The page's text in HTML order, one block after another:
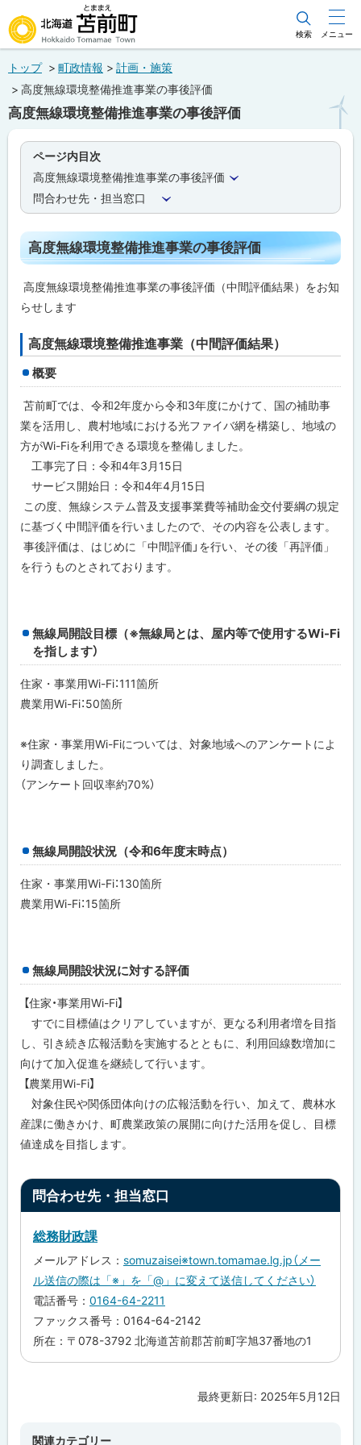
文
メ
ュ
北海道苫前町
Hokkaido Tomamae Town
検索 メニュー
トップ 町政情報
計画・施策
高度無線環境整備推進事業の事後評価
高度無線環境整備推進事業の事後評価
ページ内目次
高度無線環境整備推進事業の事後評価
問合わせ先・担当窓口
高度無線環境整備推進事業の事後評価
高度無線環境整備推進事業の事後評価（中間評価結果）をお知
らせします
高度無線環境整備推進事業（中間評価結果）
概要
苫前町では、令和2年度から令和3年度にかけて、国の補助事
業を活用し、農村地域における光ファイバ網を構築し、地域の
方がWi-Fiを利用できる環境を整備しました。
工事完了日：令和4年3月15日
サービス開始日：令和4年4月15日
この度、無線システム普及支援事業費等補助金交付要綱の規定
に基づく中間評価を行いましたので、その内容を公表します。
事後評価は、はじめに「中間評価」を行い、その後「再評価」
を行うものとされております。
無線局開設目標（※無線局とは、屋内等で使用するWi-Fi
を指します）
住家・事業用Wi-Fi：111箇所
農業用Wi-Fi：50箇所
※住家・事業用Wi-Fiについては、対象地域へのアンケートによ
り調査しました。
（アンケート回収率約70%）
無線局開設状況（令和6年度末時点）
住家・事業用Wi-Fi：130箇所
農業用Wi-Fi：15箇所
無線局開設状況に対する評価
【住家・事業用Wi-Fi】
すでに目標値はクリアしていますが、更なる利用者増を目指
し、引き続き広報活動を実施するとともに、利用回線数増加に
向けて加入促進を継続して行います。
【農業用Wi-Fi】
対象住民や関係団体向けの広報活動を行い、加えて、農林水
産課に働きかけ、町農業政策の展開に向けた活用を促し、目標
値達成を目指します。
ト
問合わせ先・担当窓口
総務財政課
メールアドレス： somuzaisei※town.tomamae.lg.jp（メー
ル送信の際は「※」を「@」に変えて送信してください）
電話番号： 0164-64-2211
ファックス番号：0164-64-2142
所在：〒078-3792 北海道苫前郡苫前町字旭37番地の1
最終更新日: 2025年5月12日
関連カテゴリー